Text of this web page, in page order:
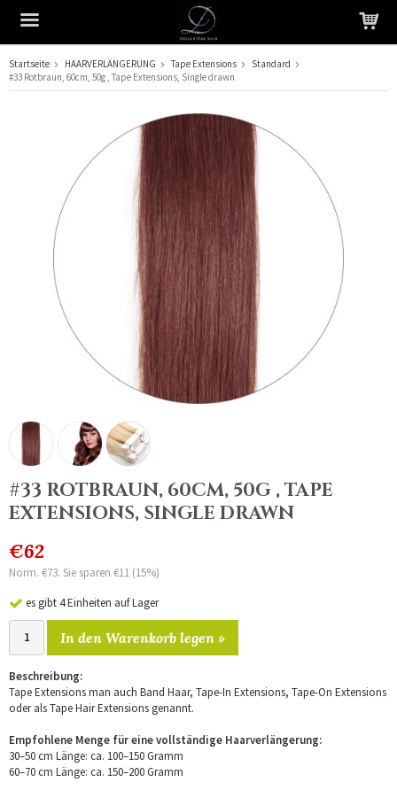
Das Produkt wurde in Ihren Warenkorb gelegt
Startseite HAARVERLÄNGERUNG Tape Extensions
Standard
#33 Rotbraun, 60cm, 50g , Tape Extensions, Single drawn
#33 ROTBRAUN, 60CM, 50G , TAPE
EXTENSIONS, SINGLE DRAWN
€62
Norm. €73. Sie sparen €11 (15%)
es gibt 4 Einheiten auf Lager
In den Warenkorb legen »
Beschreibung:
Tape Extensions man auch Band Haar, Tape-In Extensions, Tape-On Extensions
oder als Tape Hair Extensions genannt.
Empfohlene Menge für eine vollständige Haarverlängerung:
30–50 cm Länge: ca. 100–150 Gramm
60–70 cm Länge: ca. 150–200 Gramm